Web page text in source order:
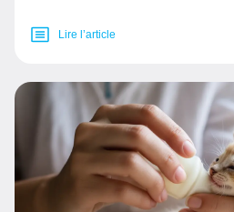
Lire l’article